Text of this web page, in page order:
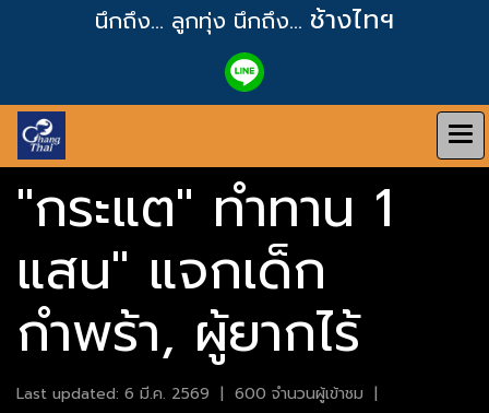
นึกถึง... ลูกทุ่ง นึกถึง... ช้างไทฯ
"กระแต" ทำทาน 1
แสน" แจกเด็ก
กำพร้า, ผู้ยากไร้
Last updated: 6 มี.ค. 2569 | 600 จำนวนผู้เข้าชม |